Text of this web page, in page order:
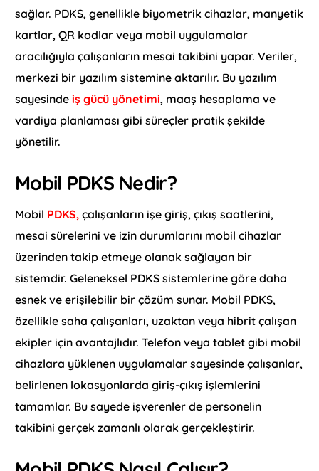
sağlar. PDKS, genellikle biyometrik cihazlar, manyetik
kartlar, QR kodlar veya mobil uygulamalar
aracılığıyla çalışanların mesai takibini yapar. Veriler,
merkezi bir yazılım sistemine aktarılır. Bu yazılım
sayesinde iş gücü yönetimi, maaş hesaplama ve
vardiya planlaması gibi süreçler pratik şekilde
yönetilir.
Mobil PDKS Nedir?
Mobil PDKS, çalışanların işe giriş, çıkış saatlerini,
mesai sürelerini ve izin durumlarını mobil cihazlar
üzerinden takip etmeye olanak sağlayan bir
sistemdir. Geleneksel PDKS sistemlerine göre daha
esnek ve erişilebilir bir çözüm sunar. Mobil PDKS,
özellikle saha çalışanları, uzaktan veya hibrit çalışan
ekipler için avantajlıdır. Telefon veya tablet gibi mobil
cihazlara yüklenen uygulamalar sayesinde çalışanlar,
belirlenen lokasyonlarda giriş-çıkış işlemlerini
tamamlar. Bu sayede işverenler de personelin
takibini gerçek zamanlı olarak gerçekleştirir.